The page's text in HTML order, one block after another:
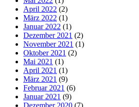
April 2022 (2)
März 2022 (1)
Januar 2022 (1)
Dezember 2021 (2)
November 2021 (1)
Oktober 2021 (2)
Mai 2021 (1)
April 2021 (1)
März 2021 (9)
Februar 2021 (6)
Januar 2021 (9)
Dezember 2020 (7)